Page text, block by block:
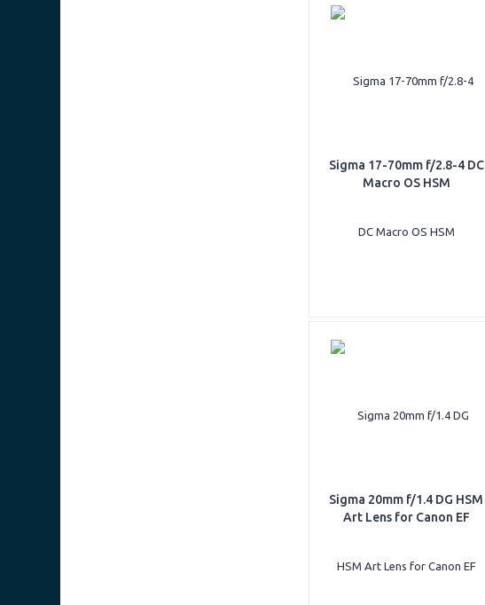
Sigma 17-70mm f/2.8-4 DC
Macro OS HSM
Sigma 20mm f/1.4 DG HSM
Art Lens for Canon EF